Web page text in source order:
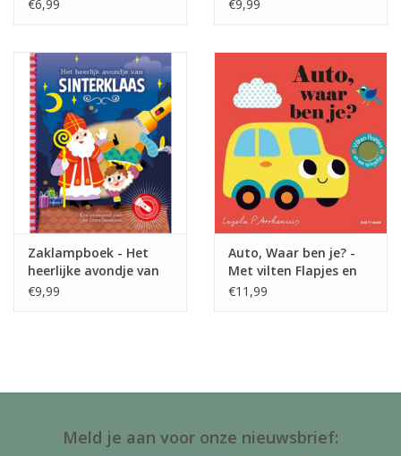
€6,99 €9,99
Zaklampboek - Het
heerlijke avondje van
Sinterklaas
€9,99
Auto, Waar ben je? -
Met vilten Flapjes en
een spiegeltje
€11,99
Meld je aan voor onze nieuwsbrief: